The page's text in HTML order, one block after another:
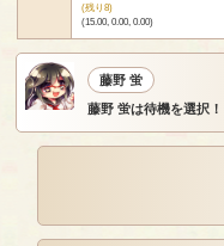
(残り8)
(15.00, 0.00, 0.00)
藤野 蛍
藤野 蛍は待機を選択！